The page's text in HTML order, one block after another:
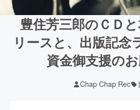
豊住芳三郎のＣＤ
リースと、出版記念
資金御支援のお
Chap Chap Rec